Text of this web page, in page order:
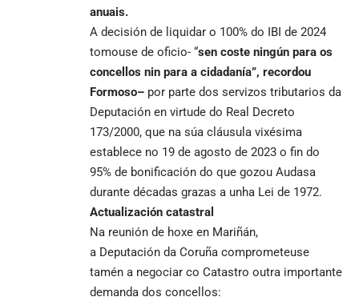
anuais.
A decisión de liquidar o 100% do IBI de 2024
tomouse de oficio- “sen coste ningún para os
concellos nin para a cidadanía”, recordou
Formoso– por parte dos servizos tributarios da
Deputación en virtude do Real Decreto
173/2000, que na súa cláusula vixésima
establece no 19 de agosto de 2023 o fin do
95% de bonificación do que gozou Audasa
durante décadas grazas a unha Lei de 1972.
Actualización catastral
Na reunión de hoxe en Mariñán,
a Deputación da Coruña comprometeuse
tamén a negociar co Catastro outra importante
demanda dos concellos: